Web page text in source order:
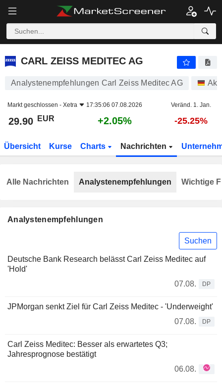
CARL ZEISS MEDITEC AG
CARL ZEISS MEDITEC AG
Analystenempfehlungen Carl Zeiss Meditec AG
Markt geschlossen - Xetra 17:35:06 07.08.2026 Veränd. 1. Jan.
29.90 EUR +2.05% -25.25%
Übersicht Kurse Charts Nachrichten
Analystenempfehlungen
Suchen
Deutsche Bank Research belässt Carl Zeiss Meditec auf
'Hold'
07.08.
DP
JPMorgan senkt Ziel für Carl Zeiss Meditec - 'Underweight'
07.08.
DP
Carl Zeiss Meditec: Besser als erwartetes Q3;
Jahresprognose bestätigt
06.08.
Alle Nachrichten Analystenempfehlungen Wichtige